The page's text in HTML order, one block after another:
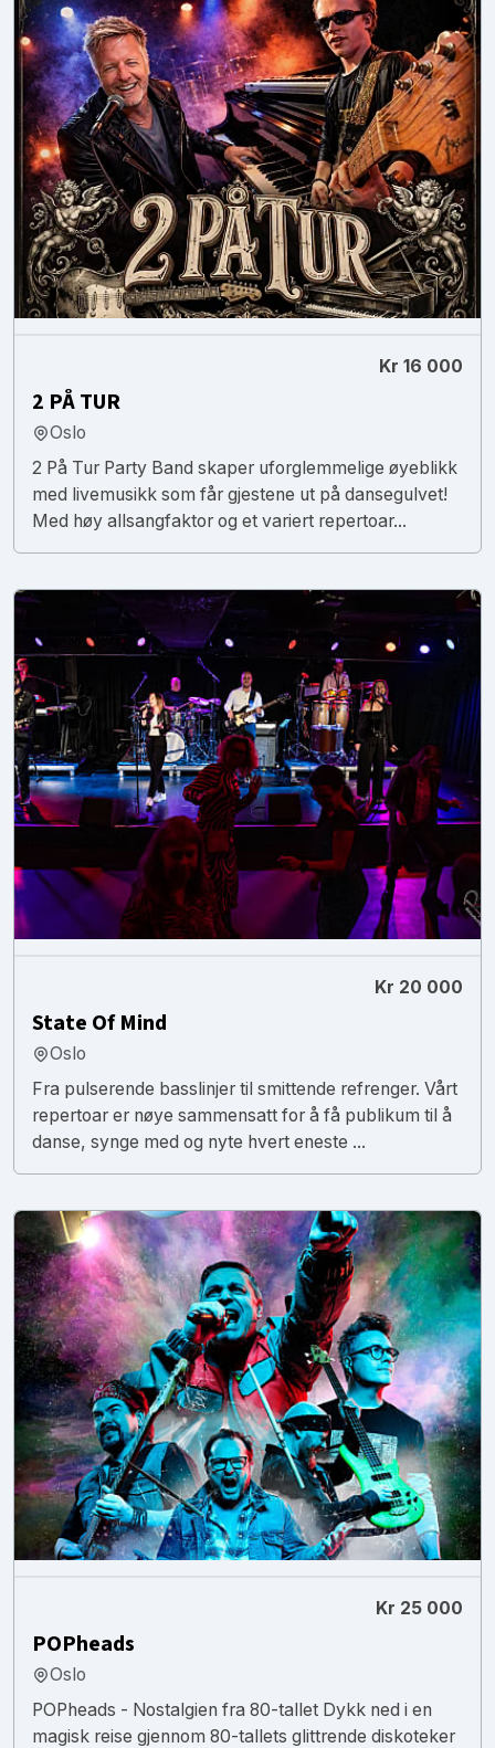
Kr 16 000
2 PÅ TUR
Oslo
2 På Tur Party Band skaper uforglemmelige øyeblikk
med livemusikk som får gjestene ut på dansegulvet!
Med høy allsangfaktor og et variert repertoar...
Kr 20 000
State Of Mind
Oslo
Fra pulserende basslinjer til smittende refrenger. Vårt
repertoar er nøye sammensatt for å få publikum til å
danse, synge med og nyte hvert eneste ...
Kr 25 000
POPheads
Oslo
POPheads - Nostalgien fra 80-tallet Dykk ned i en
magisk reise gjennom 80-tallets glittrende diskoteker